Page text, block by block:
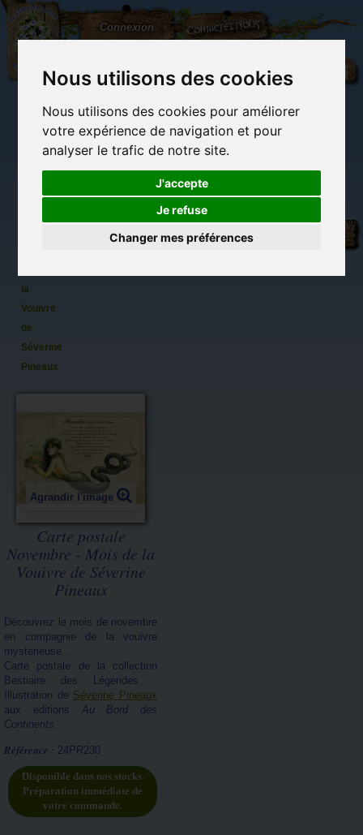
Nous utilisons des cookies
Nous utilisons des cookies pour améliorer
votre expérience de navigation et pour
analyser le trafic de notre site.
J'accepte
Je refuse
Changer mes préférences
L'Arbre
aux
100.000
Connexion Contactez-nous
(vide)
Librairie des
Carterie
originale
Activités
détente et jeux
Objets déco et
la
Vouivre
de
Séverine
Pineaux
Agrandir l'image
Carte postale
Novembre - Mois de la
Vouivre de Séverine
Pineaux
Découvrez le mois de novembre
en compagnie de la vouivre
mystérieuse...
Carte postale de la collection
Bestiaire des Légendes .
Illustration de Séverine Pineaux
aux éditions Au Bord des
Continents.
Référence : 24PR230
Disponible dans nos stocks.
Préparation immédiate de
votre commande.